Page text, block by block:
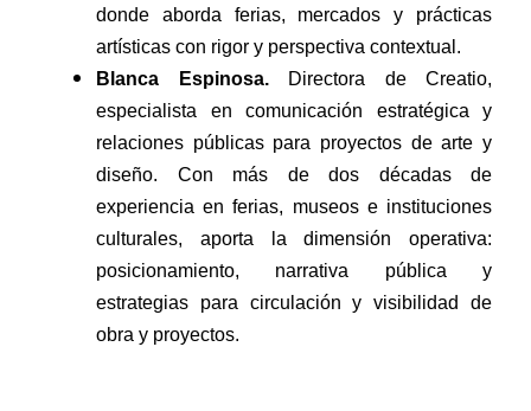
donde aborda ferias, mercados y prácticas
artísticas con rigor y perspectiva contextual.
Blanca Espinosa.Directora de Creatio,
especialista en comunicación estratégica y
relaciones públicas para proyectos de arte y
diseño. Con más de dos décadas de
experiencia en ferias, museos e instituciones
culturales, aporta la dimensión operativa:
posicionamiento, narrativa pública y
estrategias para circulación y visibilidad de
obra y proyectos.